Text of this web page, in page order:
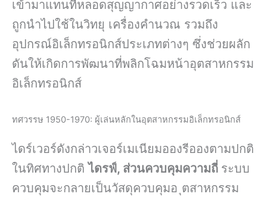
เข้ามาแทนที่หลอดสุญญากาศอย่างรวดเร็ว และ
ถูกนำไปใช้ในวิทยุ เครื่องคำนวณ รวมถึง
อุปกรณ์อิเล็กทรอนิกส์ประเภทต่างๆ ซึ่งช่วยผลัก
ดันให้เกิดการพัฒนาที่พลิกโฉมหน้าอุตสาหกรรม
อิเล็กทรอนิกส์
ทศวรรษ 1950-1970: ผู้เล่นหลักในอุตสาหกรรมอิเล็กทรอนิกส์
ไดร์เวอร์ดังกล่าวเจอร์เมเนียมอองรีอองตามปกติ
ในทิศทางปกติ ไดรฟ์, ส่วนควบคุมความถี่ ระบบ
ควบคุมจะกลายเป็นวัสดุควบคุมอ ุตสาหกรรม